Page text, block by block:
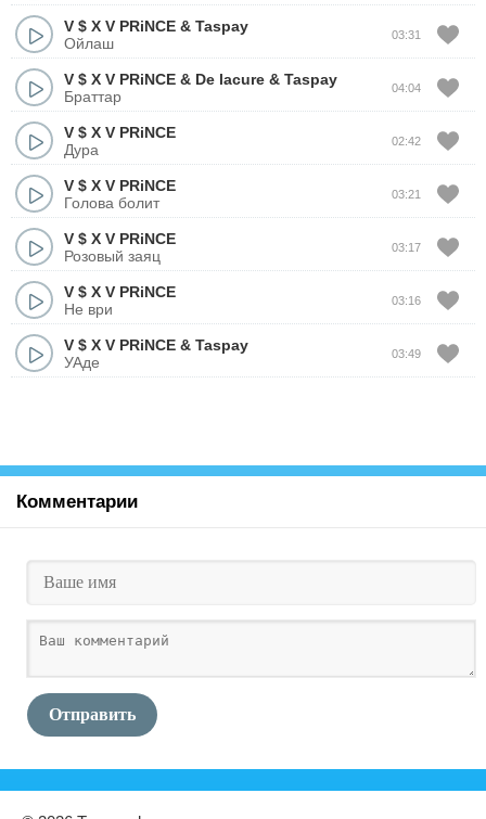
V $ X V PRiNCE & Taspay
Ойлаш
03:31
V $ X V PRiNCE & De lacure & Taspay
Браттар
04:04
V $ X V PRiNCE
Дура
02:42
V $ X V PRiNCE
Голова болит
03:21
V $ X V PRiNCE
Розовый заяц
03:17
V $ X V PRiNCE
Не ври
03:16
V $ X V PRiNCE & Taspay
УАде
03:49
Комментарии
Отправить